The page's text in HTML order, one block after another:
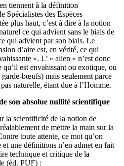
tiennent à la définition
Spécialistes des Espèces
plus haut, c’est à dire à la notion
ce qui advient sans le biais de
qui advient par son biais. Le
d’aire est, en vérité, ce qui
». L’ « alien » n’est donc
est envahissant ou exotique, ou
bœufs) mais seulement parce
naturelle, étant due à l’Homme.
son absolue nullité scientifique
la scientificité de la notion de
de mettre la main sur la
toute attente, ce mot qu’on
une définitions n’en admet en fait
technique et critique de la
(éd. PUF) :